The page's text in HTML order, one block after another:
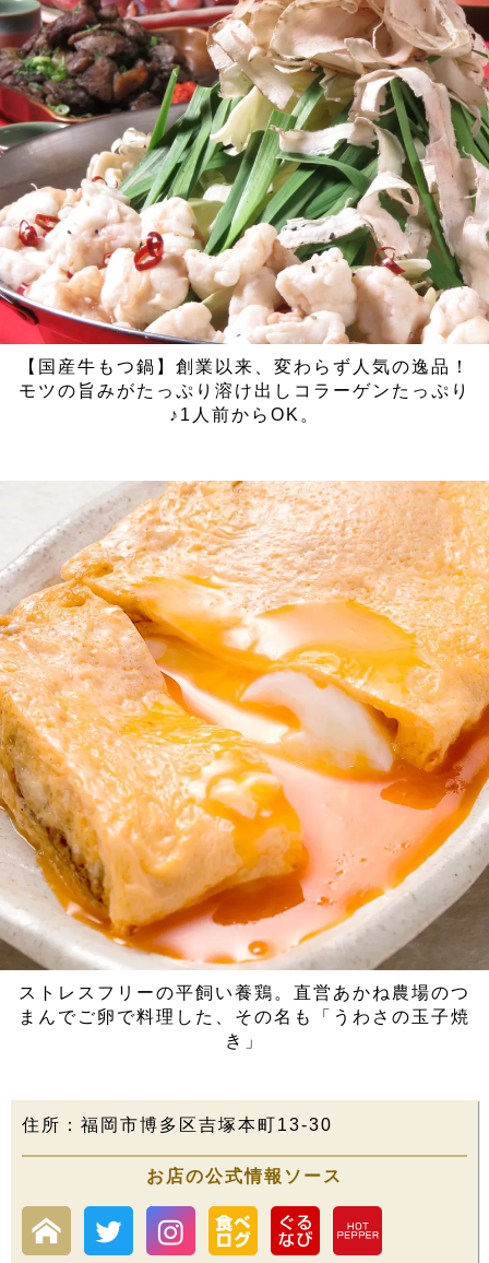
【国産牛もつ鍋】創業以来、変わらず人気の逸品！
モツの旨みがたっぷり溶け出しコラーゲンたっぷり
♪1人前からOK。
ストレスフリーの平飼い養鶏。直営あかね農場のつ
まんでご卵で料理した、その名も「うわさの玉子焼
き」
住所：福岡市博多区吉塚本町13-30
お店の公式情報ソース